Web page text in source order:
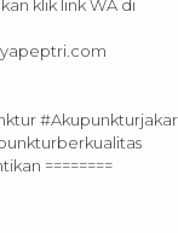
klik link WA di
========